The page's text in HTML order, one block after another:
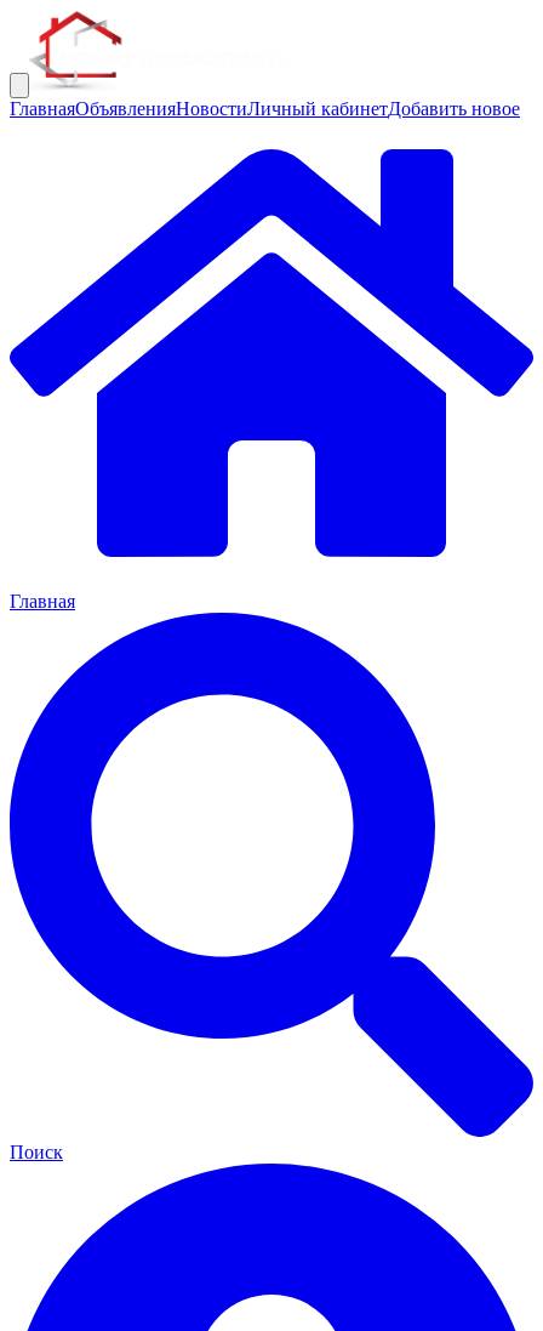
ГлавнаяОбъявленияНовостиЛичный кабинетДобавить новое
Главная
Поиск